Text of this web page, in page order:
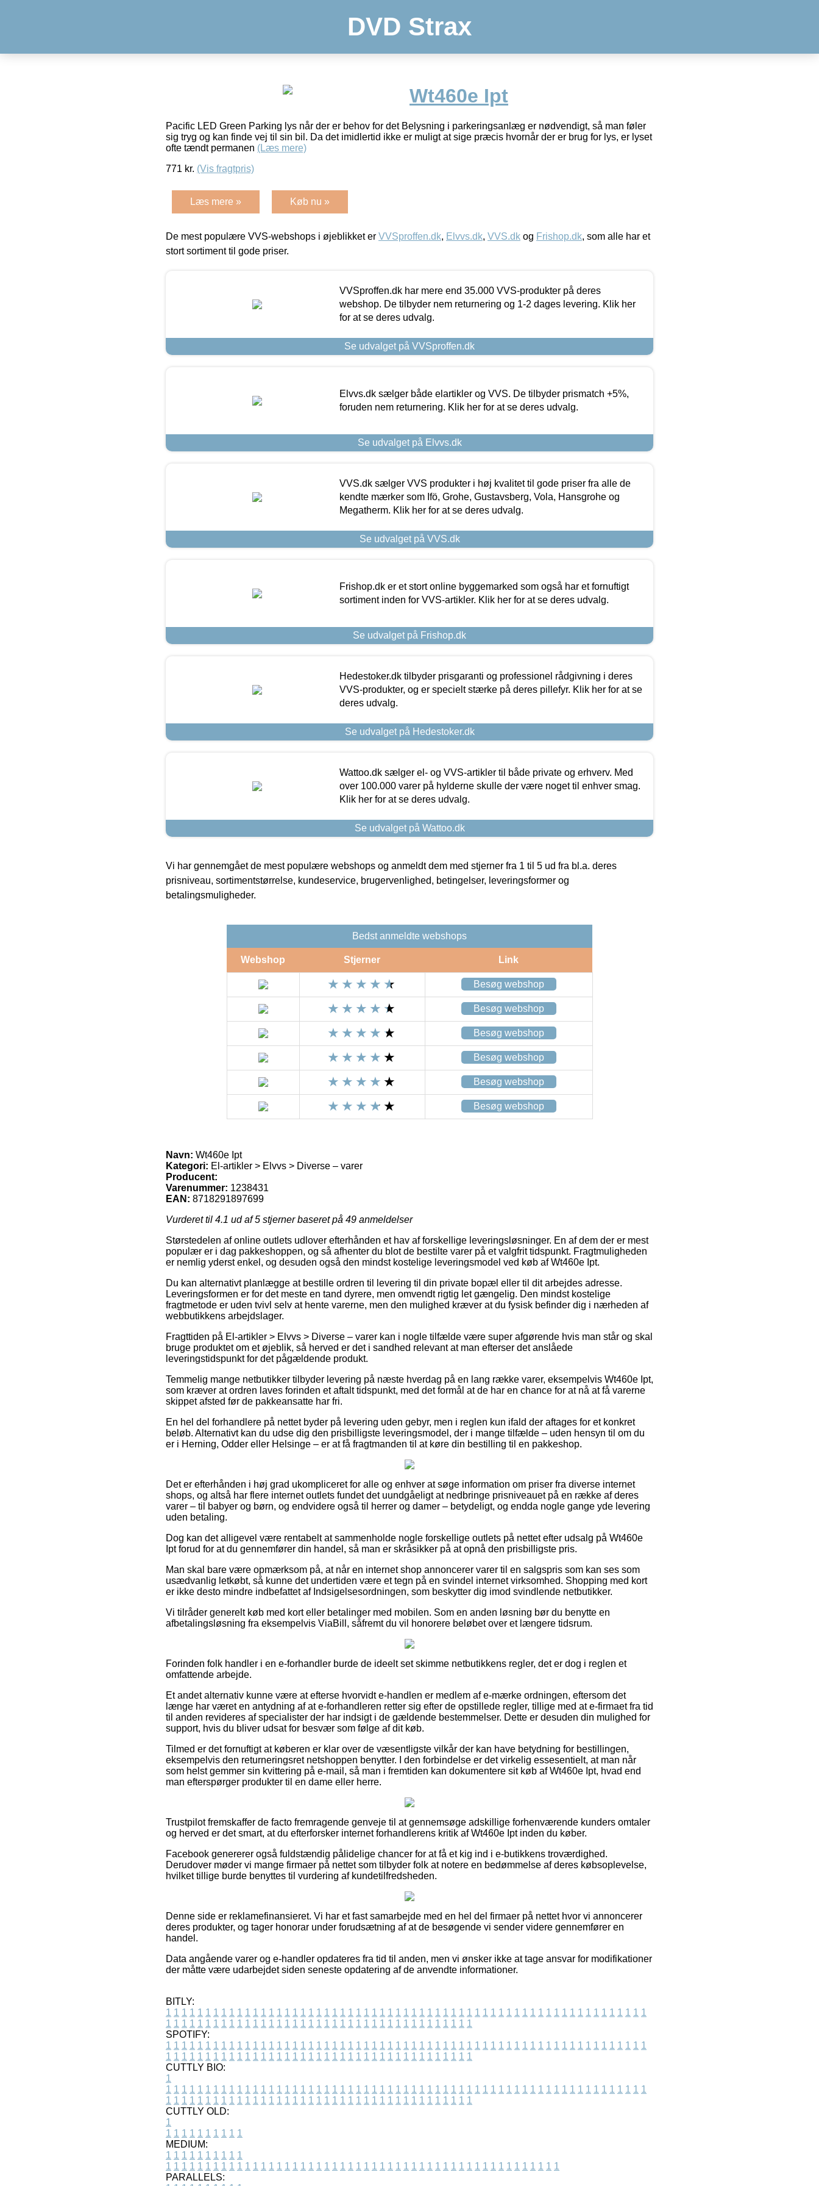
DVD Strax
Wt460e Ipt
Pacific LED Green Parking lys når der er behov for det Belysning i parkeringsanlæg er nødvendigt, så man føler
sig tryg og kan finde vej til sin bil. Da det imidlertid ikke er muligt at sige præcis hvornår der er brug for lys, er lyset
ofte tændt permanen (Læs mere)
771 kr. (Vis fragtpris)
Læs mere » Køb nu »
De mest populære VVS-webshops i øjeblikket er VVSproffen.dk, Elvvs.dk, VVS.dk og Frishop.dk, som alle har et
stort sortiment til gode priser.
VVSproffen.dk har mere end 35.000 VVS-produkter på deres
webshop. De tilbyder nem returnering og 1-2 dages levering. Klik her
for at se deres udvalg.
Se udvalget på VVSproffen.dk
Elvvs.dk sælger både elartikler og VVS. De tilbyder prismatch +5%,
foruden nem returnering. Klik her for at se deres udvalg.
Se udvalget på Elvvs.dk
VVS.dk sælger VVS produkter i høj kvalitet til gode priser fra alle de
kendte mærker som Ifö, Grohe, Gustavsberg, Vola, Hansgrohe og
Megatherm. Klik her for at se deres udvalg.
Se udvalget på VVS.dk
Frishop.dk er et stort online byggemarked som også har et fornuftigt
sortiment inden for VVS-artikler. Klik her for at se deres udvalg.
Se udvalget på Frishop.dk
Hedestoker.dk tilbyder prisgaranti og professionel rådgivning i deres
VVS-produkter, og er specielt stærke på deres pillefyr. Klik her for at se
deres udvalg.
Se udvalget på Hedestoker.dk
Wattoo.dk sælger el- og VVS-artikler til både private og erhverv. Med
over 100.000 varer på hylderne skulle der være noget til enhver smag.
Klik her for at se deres udvalg.
Se udvalget på Wattoo.dk
Vi har gennemgået de mest populære webshops og anmeldt dem med stjerner fra 1 til 5 ud fra bl.a. deres
prisniveau, sortimentstørrelse, kundeservice, brugervenlighed, betingelser, leveringsformer og
betalingsmuligheder.
Bedst anmeldte webshops
Webshop Stjerner Link
Besøg webshop
Besøg webshop
Besøg webshop
Besøg webshop
Besøg webshop
Besøg webshop
Navn: Wt460e Ipt
Kategori: El-artikler > Elvvs > Diverse – varer
Producent:
Varenummer: 1238431
EAN: 8718291897699
Vurderet til 4.1 ud af 5 stjerner baseret på 49 anmeldelser
Størstedelen af online outlets udlover efterhånden et hav af forskellige leveringsløsninger. En af dem der er mest
populær er i dag pakkeshoppen, og så afhenter du blot de bestilte varer på et valgfrit tidspunkt. Fragtmuligheden
er nemlig yderst enkel, og desuden også den mindst kostelige leveringsmodel ved køb af Wt460e Ipt.
Du kan alternativt planlægge at bestille ordren til levering til din private bopæl eller til dit arbejdes adresse.
Leveringsformen er for det meste en tand dyrere, men omvendt rigtig let gængelig. Den mindst kostelige
fragtmetode er uden tvivl selv at hente varerne, men den mulighed kræver at du fysisk befinder dig i nærheden af
webbutikkens arbejdslager.
Fragttiden på El-artikler > Elvvs > Diverse – varer kan i nogle tilfælde være super afgørende hvis man står og skal
bruge produktet om et øjeblik, så herved er det i sandhed relevant at man efterser det anslåede
leveringstidspunkt for det pågældende produkt.
Temmelig mange netbutikker tilbyder levering på næste hverdag på en lang række varer, eksempelvis Wt460e Ipt,
som kræver at ordren laves forinden et aftalt tidspunkt, med det formål at de har en chance for at nå at få varerne
skippet afsted før de pakkeansatte har fri.
En hel del forhandlere på nettet byder på levering uden gebyr, men i reglen kun ifald der aftages for et konkret
beløb. Alternativt kan du udse dig den prisbilligste leveringsmodel, der i mange tilfælde – uden hensyn til om du
er i Herning, Odder eller Helsinge – er at få fragtmanden til at køre din bestilling til en pakkeshop.
Det er efterhånden i høj grad ukompliceret for alle og enhver at søge information om priser fra diverse internet
shops, og altså har flere internet outlets fundet det uundgåeligt at nedbringe prisniveauet på en række af deres
varer – til babyer og børn, og endvidere også til herrer og damer – betydeligt, og endda nogle gange yde levering
uden betaling.
Dog kan det alligevel være rentabelt at sammenholde nogle forskellige outlets på nettet efter udsalg på Wt460e
Ipt forud for at du gennemfører din handel, så man er skråsikker på at opnå den prisbilligste pris.
Man skal bare være opmærksom på, at når en internet shop annoncerer varer til en salgspris som kan ses som
usædvanlig letkøbt, så kunne det undertiden være et tegn på en svindel internet virksomhed. Shopping med kort
er ikke desto mindre indbefattet af Indsigelsesordningen, som beskytter dig imod svindlende netbutikker.
Vi tilråder generelt køb med kort eller betalinger med mobilen. Som en anden løsning bør du benytte en
afbetalingsløsning fra eksempelvis ViaBill, såfremt du vil honorere beløbet over et længere tidsrum.
Forinden folk handler i en e-forhandler burde de ideelt set skimme netbutikkens regler, det er dog i reglen et
omfattende arbejde.
Et andet alternativ kunne være at efterse hvorvidt e-handlen er medlem af e-mærke ordningen, eftersom det
længe har været en antydning af at e-forhandleren retter sig efter de opstillede regler, tillige med at e-firmaet fra tid
til anden revideres af specialister der har indsigt i de gældende bestemmelser. Dette er desuden din mulighed for
support, hvis du bliver udsat for besvær som følge af dit køb.
Tilmed er det fornuftigt at køberen er klar over de væsentligste vilkår der kan have betydning for bestillingen,
eksempelvis den returneringsret netshoppen benytter. I den forbindelse er det virkelig essesentielt, at man når
som helst gemmer sin kvittering på e-mail, så man i fremtiden kan dokumentere sit køb af Wt460e Ipt, hvad end
man efterspørger produkter til en dame eller herre.
Trustpilot fremskaffer de facto fremragende genveje til at gennemsøge adskillige forhenværende kunders omtaler
og herved er det smart, at du efterforsker internet forhandlerens kritik af Wt460e Ipt inden du køber.
Facebook genererer også fuldstændig pålidelige chancer for at få et kig ind i e-butikkens troværdighed.
Derudover møder vi mange firmaer på nettet som tilbyder folk at notere en bedømmelse af deres købsoplevelse,
hvilket tillige burde benyttes til vurdering af kundetilfredsheden.
Denne side er reklamefinansieret. Vi har et fast samarbejde med en hel del firmaer på nettet hvor vi annoncerer
deres produkter, og tager honorar under forudsætning af at de besøgende vi sender videre gennemfører en
handel.
Data angående varer og e-handler opdateres fra tid til anden, men vi ønsker ikke at tage ansvar for modifikationer
der måtte være udarbejdet siden seneste opdatering af de anvendte informationer.
BITLY:
1 1 1 1 1 1 1 1 1 1 1 1 1 1 1 1 1 1 1 1 1 1 1 1 1 1 1 1 1 1 1 1 1 1 1 1 1 1 1 1 1 1 1 1 1 1 1 1 1 1 1 1 1 1 1 1 1 1 1 1 1
1 1 1 1 1 1 1 1 1 1 1 1 1 1 1 1 1 1 1 1 1 1 1 1 1 1 1 1 1 1 1 1 1 1 1 1 1 1 1
SPOTIFY:
1 1 1 1 1 1 1 1 1 1 1 1 1 1 1 1 1 1 1 1 1 1 1 1 1 1 1 1 1 1 1 1 1 1 1 1 1 1 1 1 1 1 1 1 1 1 1 1 1 1 1 1 1 1 1 1 1 1 1 1 1
1 1 1 1 1 1 1 1 1 1 1 1 1 1 1 1 1 1 1 1 1 1 1 1 1 1 1 1 1 1 1 1 1 1 1 1 1 1 1
CUTTLY BIO:
1
1 1 1 1 1 1 1 1 1 1 1 1 1 1 1 1 1 1 1 1 1 1 1 1 1 1 1 1 1 1 1 1 1 1 1 1 1 1 1 1 1 1 1 1 1 1 1 1 1 1 1 1 1 1 1 1 1 1 1 1 1
1 1 1 1 1 1 1 1 1 1 1 1 1 1 1 1 1 1 1 1 1 1 1 1 1 1 1 1 1 1 1 1 1 1 1 1 1 1 1
CUTTLY OLD:
1
1 1 1 1 1 1 1 1 1 1
MEDIUM:
1 1 1 1 1 1 1 1 1 1
1 1 1 1 1 1 1 1 1 1 1 1 1 1 1 1 1 1 1 1 1 1 1 1 1 1 1 1 1 1 1 1 1 1 1 1 1 1 1 1 1 1 1 1 1 1 1 1 1 1
PARALLELS: